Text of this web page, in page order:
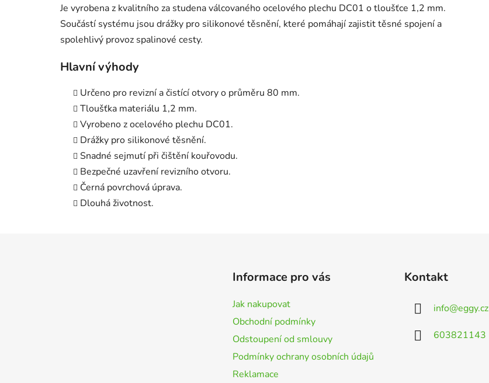
Je vyrobena z kvalitního za studena válcovaného ocelového plechu DC01 o tloušťce 1,2 mm.
Součástí systému jsou drážky pro silikonové těsnění, které pomáhají zajistit těsné spojení a
spolehlivý provoz spalinové cesty.
Hlavní výhody
Určeno pro revizní a čistící otvory o průměru 80 mm.
Tloušťka materiálu 1,2 mm.
Vyrobeno z ocelového plechu DC01.
Drážky pro silikonové těsnění.
Snadné sejmutí při čištění kouřovodu.
Bezpečné uzavření revizního otvoru.
Černá povrchová úprava.
Dlouhá životnost.
Informace pro vás
Jak nakupovat
Obchodní podmínky
Odstoupení od smlouvy
Podmínky ochrany osobních údajů
Reklamace
Kontakt
info@eggy.cz
603821143